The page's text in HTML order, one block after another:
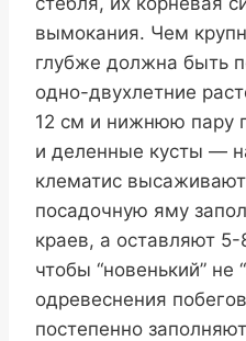
вымокания. Чем
глубже должна быть
одно-двухлетние
12 см и нижнюю пару
и деленные кусты —
клематис
посадочную яму
краев, а оставляют
чтобы “новенький” не
одревеснения
постепенно